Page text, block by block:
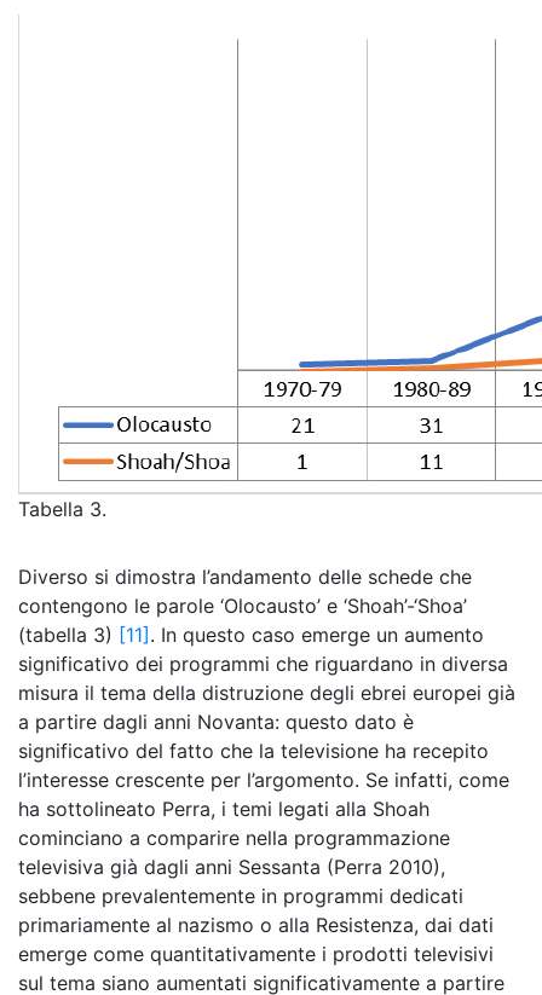
Tabella 3.
Diverso si dimostra l’andamento delle schede che
contengono le parole ‘Olocausto’ e ‘Shoah’-‘Shoa’
(tabella 3) [11] . In questo caso emerge un aumento
significativo dei programmi che riguardano in diversa
misura il tema della distruzione degli ebrei europei già
a partire dagli anni Novanta: questo dato è
significativo del fatto che la televisione ha recepito
l’interesse crescente per l’argomento. Se infatti, come
ha sottolineato Perra, i temi legati alla Shoah
cominciano a comparire nella programmazione
televisiva già dagli anni Sessanta (Perra 2010),
sebbene prevalentemente in programmi dedicati
primariamente al nazismo o alla Resistenza, dai dati
emerge come quantitativamente i prodotti televisivi
sul tema siano aumentati significativamente a partire